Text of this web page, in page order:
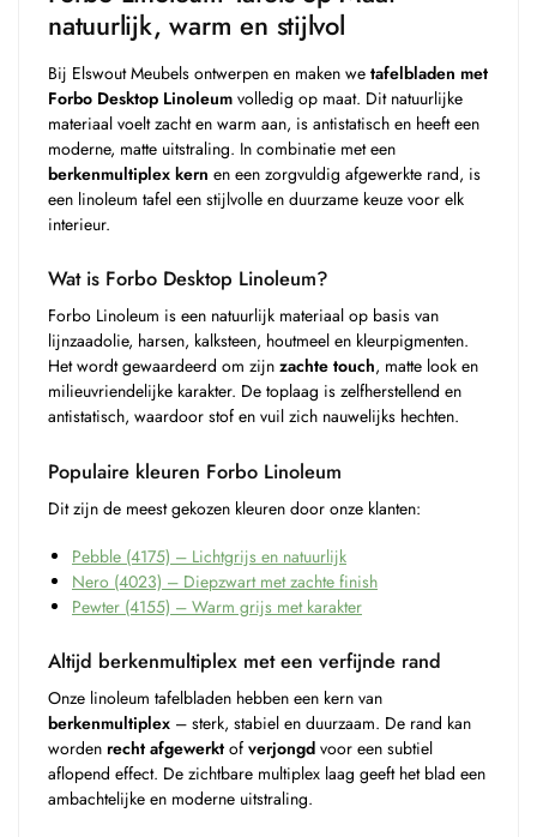
natuurlijk, warm en stijlvol
Bij Elswout Meubels ontwerpen en maken we tafelbladen met
Forbo Desktop Linoleum volledig op maat. Dit natuurlijke
materiaal voelt zacht en warm aan, is antistatisch en heeft een
moderne, matte uitstraling. In combinatie met een
berkenmultiplex kern en een zorgvuldig afgewerkte rand, is
een linoleum tafel een stijlvolle en duurzame keuze voor elk
interieur.
Wat is Forbo Desktop Linoleum?
Forbo Linoleum is een natuurlijk materiaal op basis van
lijnzaadolie, harsen, kalksteen, houtmeel en kleurpigmenten.
Het wordt gewaardeerd om zijn zachte touch, matte look en
milieuvriendelijke karakter. De toplaag is zelfherstellend en
antistatisch, waardoor stof en vuil zich nauwelijks hechten.
Populaire kleuren Forbo Linoleum
Dit zijn de meest gekozen kleuren door onze klanten:
Pebble (4175) – Lichtgrijs en natuurlijk
Nero (4023) – Diepzwart met zachte finish
Pewter (4155) – Warm grijs met karakter
Altijd berkenmultiplex met een verfijnde rand
Onze linoleum tafelbladen hebben een kern van
berkenmultiplex – sterk, stabiel en duurzaam. De rand kan
worden recht afgewerkt ofverjongd voor een subtiel
aflopend effect. De zichtbare multiplex laag geeft het blad een
ambachtelijke en moderne uitstraling.